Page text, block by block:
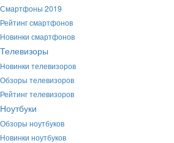
Смартфоны 2019
Рейтинг смартфонов
Новинки смартфонов
Телевизоры
Новинки телевизоров
Обзоры телевизоров
Рейтинг телевизоров
Ноутбуки
Обзоры ноутбуков
Новинки ноутбуков